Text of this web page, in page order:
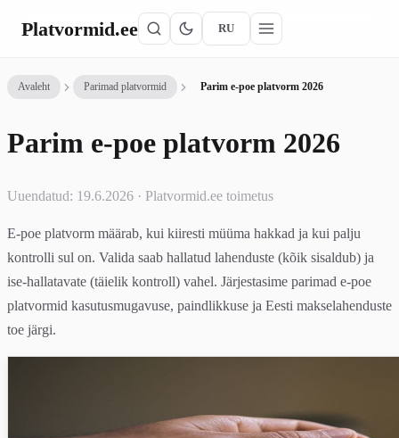
Platvormid.ee RU
Avaleht Parimad platvormid Parim e-poe platvorm 2026
Parim e-poe platvorm 2026
Uuendatud: 19.6.2026 · Platvormid.ee toimetus
E-poe platvorm määrab, kui kiiresti müüma hakkad ja kui palju
kontrolli sul on. Valida saab hallatud lahenduste (kõik sisaldub) ja
ise-hallatavate (täielik kontroll) vahel. Järjestasime parimad e-poe
platvormid kasutusmugavuse, paindlikkuse ja Eesti makselahenduste
toe järgi.